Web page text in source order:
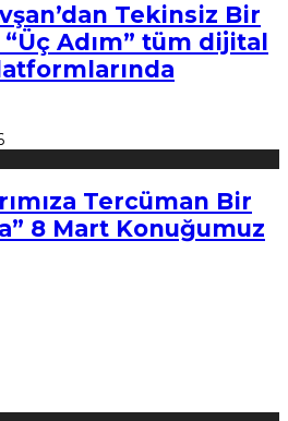
Tekinsiz Bir
“Üç Adım” tüm dijital
Tercüman Bir
8 Mart Konuğumuz